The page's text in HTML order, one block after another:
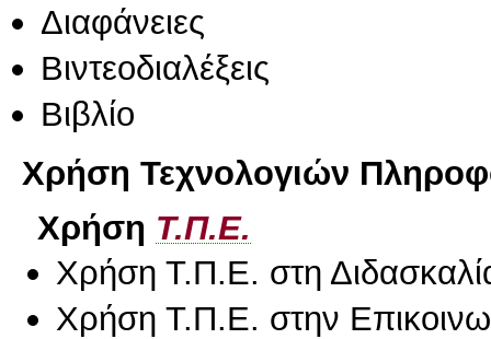
Διαφάνειες
Βιντεοδιαλέξεις
Βιβλίο
Χρήση Τεχνολογιών
Χρήση Τ.Π.Ε.
Χρήση Τ.Π.Ε. στη
Χρήση Τ.Π.Ε. στην